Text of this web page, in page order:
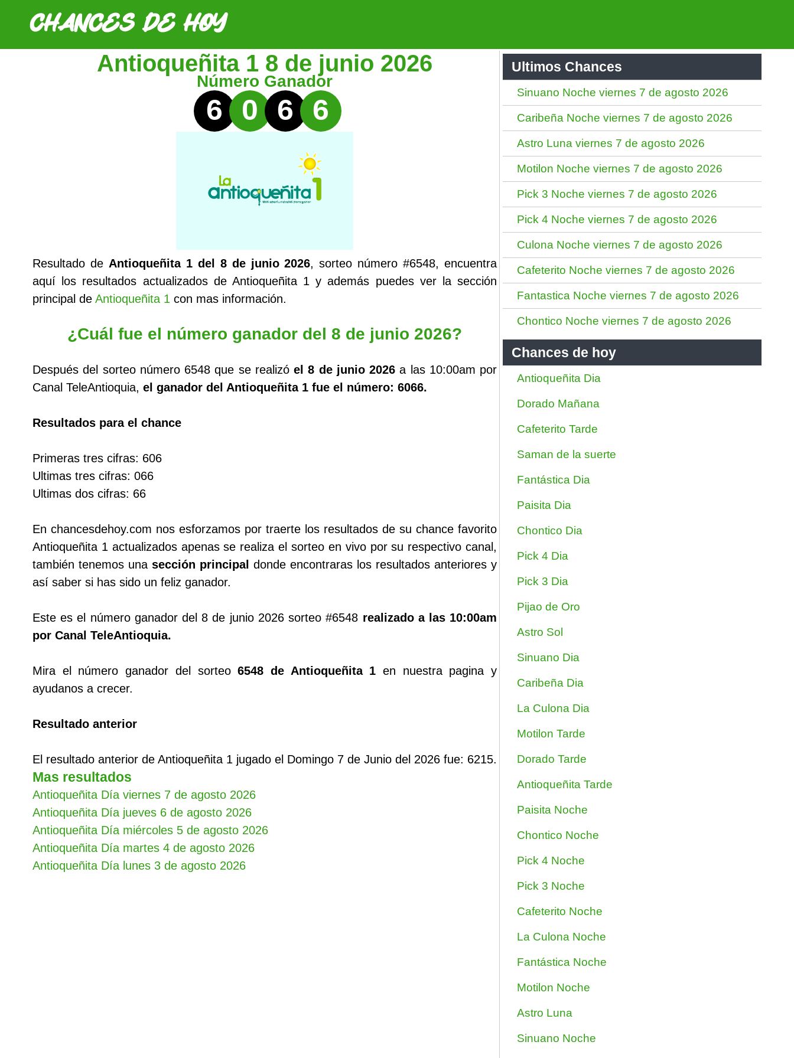
Antioqueñita 1 8 de junio 2026
Número Ganador
6 0 6 6
Resultado de Antioqueñita 1 del 8 de junio 2026, sorteo número #6548, encuentra
aquí los resultados actualizados de Antioqueñita 1 y además puedes ver la sección
principal de Antioqueñita 1 con mas información.
¿Cuál fue el número ganador del 8 de junio 2026?
Después del sorteo número 6548 que se realizóel 8 de junio 2026 a las 10:00am por
Canal TeleAntioquia, el ganador del Antioqueñita 1 fue el número: 6066.
Resultados para el chance
Primeras tres cifras: 606
Ultimas tres cifras: 066
Ultimas dos cifras: 66
En chancesdehoy.com nos esforzamos por traerte los resultados de su chance favorito
Antioqueñita 1 actualizados apenas se realiza el sorteo en vivo por su respectivo canal,
también tenemos unasección principal donde encontraras los resultados anteriores y
así saber si has sido un feliz ganador.
Este es el número ganador del 8 de junio 2026 sorteo #6548 realizado a las 10:00am
por Canal TeleAntioquia.
Mira el número ganador del sorteo6548 de Antioqueñita 1 en nuestra pagina y
ayudanos a crecer.
Resultado anterior
El resultado anterior de Antioqueñita 1 jugado el Domingo 7 de Junio del 2026 fue: 6215.
Mas resultados
Antioqueñita Día viernes 7 de agosto 2026
Antioqueñita Día jueves 6 de agosto 2026
Antioqueñita Día miércoles 5 de agosto 2026
Antioqueñita Día martes 4 de agosto 2026
Antioqueñita Día lunes 3 de agosto 2026
Ultimos Chances
Sinuano Noche viernes 7 de agosto 2026
Caribeña Noche viernes 7 de agosto 2026
Astro Luna viernes 7 de agosto 2026
Motilon Noche viernes 7 de agosto 2026
Pick 3 Noche viernes 7 de agosto 2026
Pick 4 Noche viernes 7 de agosto 2026
Culona Noche viernes 7 de agosto 2026
Cafeterito Noche viernes 7 de agosto 2026
Fantastica Noche viernes 7 de agosto 2026
Chontico Noche viernes 7 de agosto 2026
Chances de hoy
Antioqueñita Dia
Dorado Mañana
Cafeterito Tarde
Saman de la suerte
Fantástica Dia
Paisita Dia
Chontico Dia
Pick 4 Dia
Pick 3 Dia
Pijao de Oro
Astro Sol
Sinuano Dia
Caribeña Dia
La Culona Dia
Motilon Tarde
Dorado Tarde
Antioqueñita Tarde
Paisita Noche
Chontico Noche
Pick 4 Noche
Pick 3 Noche
Cafeterito Noche
La Culona Noche
Fantástica Noche
Motilon Noche
Astro Luna
Sinuano Noche